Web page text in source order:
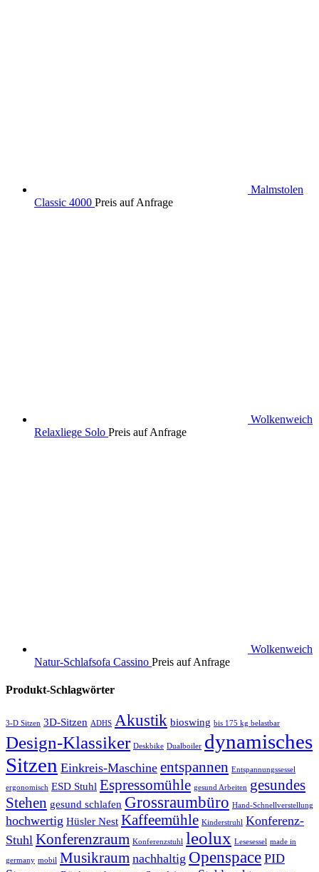
Malmstolen
Classic 4000 Preis auf Anfrage
Wolkenweich
Relaxliege Solo Preis auf Anfrage
Wolkenweich
Natur-Schlafsofa Cassino Preis auf Anfrage
Produkt-Schlagwörter
3-D Sitzen 3D-Sitzen ADHS Akustik bioswing bis 175 kg belastbar
Design-Klassiker Deskbike Dualboiler dynamisches
Sitzen Einkreis-Maschine entspannen Entspannungssessel
ergonomisch ESD Stuhl Espressomühle gesund Arbeiten gesundes
Stehen gesund schlafen Grossraumbüro Hand-Schnellverstellung
hochwertig Hüsler Nest Kaffeemühle Kinderstruhl Konferenz-
Stuhl Konferenzraum Konferenzstuhl leolux Lesesessel made in
germany mobil Musikraum nachhaltig Openspace PID